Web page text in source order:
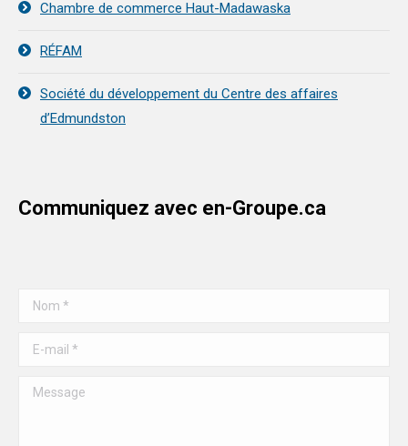
Chambre de commerce Haut-Madawaska
RÉFAM
Société du développement du Centre des affaires
d’Edmundston
Communiquez avec en-Groupe.ca
Nom *
E-mail *
Message